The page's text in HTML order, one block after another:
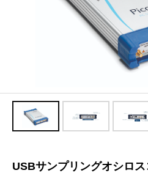
USBサンプリングオシロ